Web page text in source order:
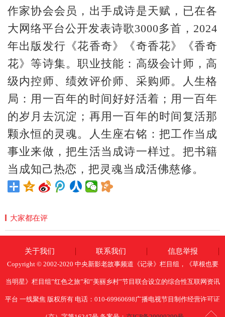
作家协会会员，出手成诗是天赋，已在各
大网络平台公开发表诗歌3000多首，2024
年出版发行《花香奇》《奇香花》《香奇
花》等诗集。职业技能：高级会计师，高
级内控师、绩效评价师、采购师。人生格
局：用一百年的时间好好活着；用一百年
的岁月去沉淀；再用一百年的时间复活那
颗永恒的灵魂。人生座右铭：把工作当成
事业来做，把生活当成诗一样过。把书籍
当成知己热恋，把灵魂当成活佛慈修。
大家都在评
关于我们 联系我们 信息举报
Copyright © 2002-2020 中央新影老故事频道《记录》栏目组，《草根也要
当明星》栏目组”红色之旅”和”美丽乡村”节目联合设立的综合性互联网资讯
平台 一线聚焦 版权所有 电话：010-69960698广播电视节目制作经营许可证